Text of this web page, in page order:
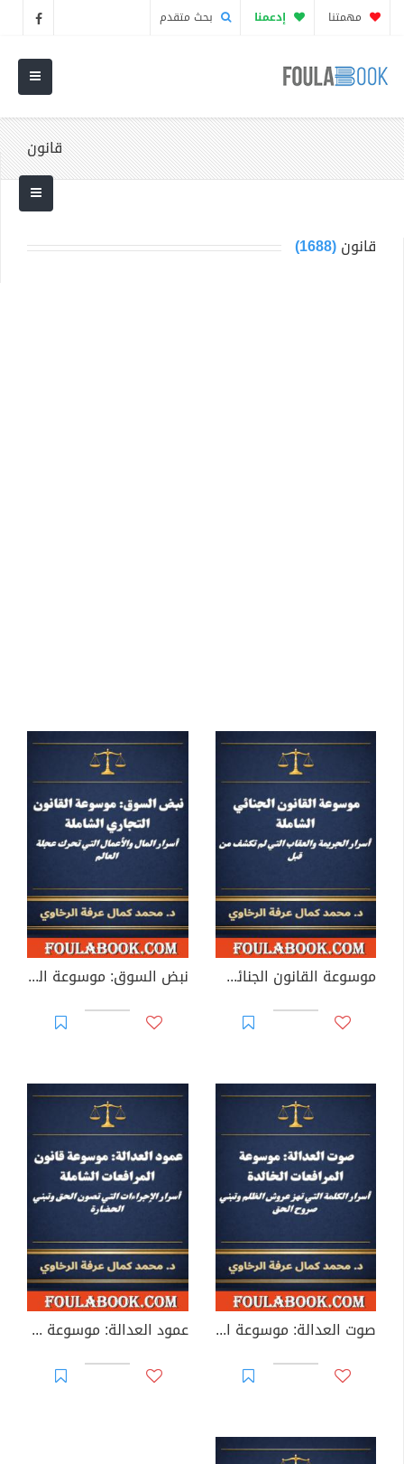
مهمتنا إدعمنا بحث متقدم
قانون
قانون(1688)
موسوعة القانون الجنائي الشاملة: أسرار الجريمة والعقاب التي لم تكشف من قبل نبض السوق: موسوعة القانون التجاري الشاملة - أسرار المال والأعمال التي تحرك عجلة العالم
صوت العدالة: موسوعة المرافعات الخالدة عمود العدالة: موسوعة قانون المرافعات الشاملة